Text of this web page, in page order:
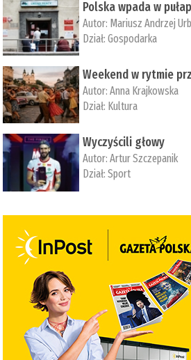
Polska wpada w
Autor: Mariusz Andrzej
Dział:Gospodarka
Weekend w rytmie
Autor:Anna Krajkowska
Dział: Kultura
Wyczyścili głowy
Autor:Artur Szczepanik
Dział:Sport